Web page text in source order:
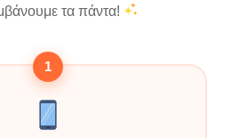
τα πάντα!
1